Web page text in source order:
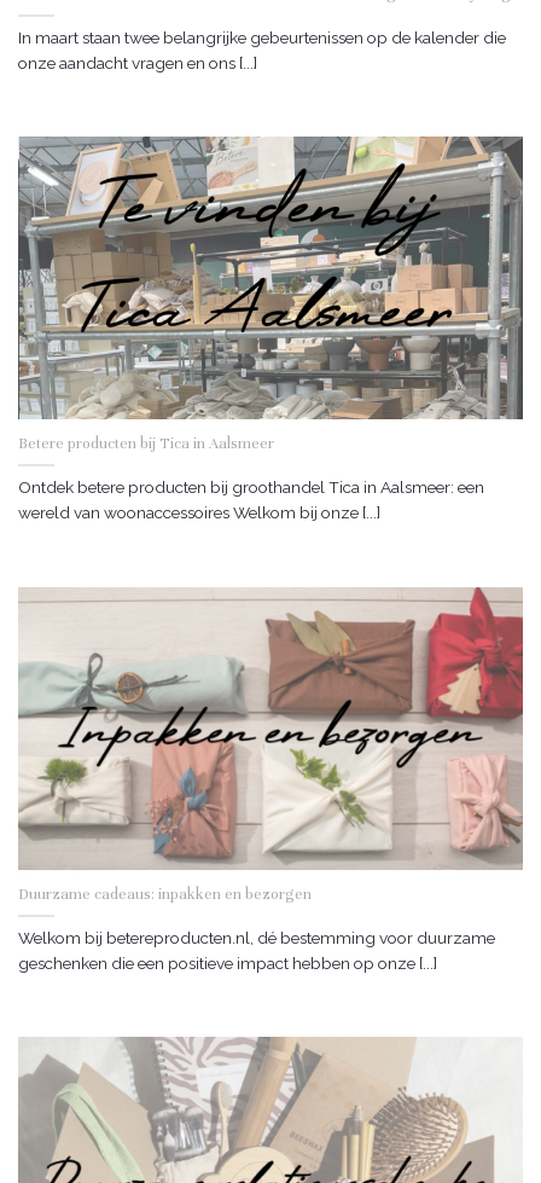
In maart staan twee belangrijke gebeurtenissen op de kalender die
onze aandacht vragen en ons [...]
Betere producten bij Tica in Aalsmeer
Ontdek betere producten bij groothandel Tica in Aalsmeer: een
wereld van woonaccessoires Welkom bij onze [...]
Duurzame cadeaus: inpakken en bezorgen
Welkom bij betereproducten.nl, dé bestemming voor duurzame
geschenken die een positieve impact hebben op onze [...]